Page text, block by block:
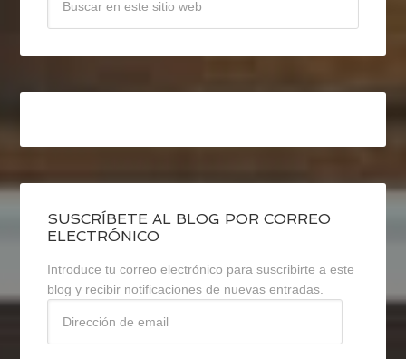
SUSCRÍBETE AL BLOG POR CORREO
ELECTRÓNICO
Introduce tu correo electrónico para suscribirte a este
blog y recibir notificaciones de nuevas entradas.
email